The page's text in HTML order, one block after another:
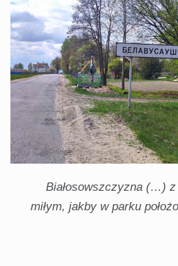
Białosowszczyzna (…)
miłym, jakby w parku